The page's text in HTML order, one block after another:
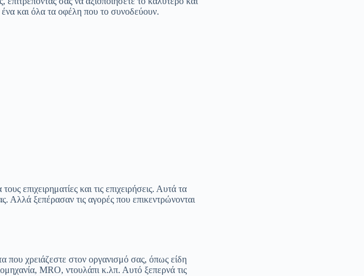
και όλα τα οφέλη που το συνοδεύουν.
επιχειρηματίες και τις επιχειρήσεις. Αυτά τα
Αλλά ξεπέρασαν τις αγορές που επικεντρώνονται
που χρειάζεστε στον οργανισμό σας, όπως είδη
MRO, ντουλάπι κ.λπ. Αυτό ξεπερνά τις